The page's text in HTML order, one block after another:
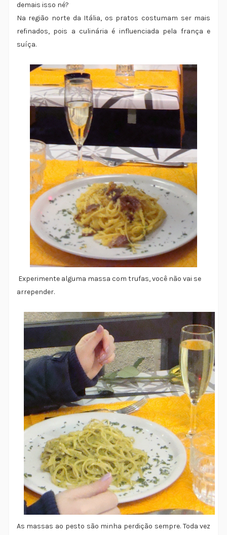
demais isso né?
Na região norte da Itália, os pratos costumam ser mais
refinados, pois a culinária é influenciada pela frança e
suíça.
Experimente alguma massa com trufas, você não vai se
arrepender.
As massas ao pesto são minha perdição sempre. Toda vez